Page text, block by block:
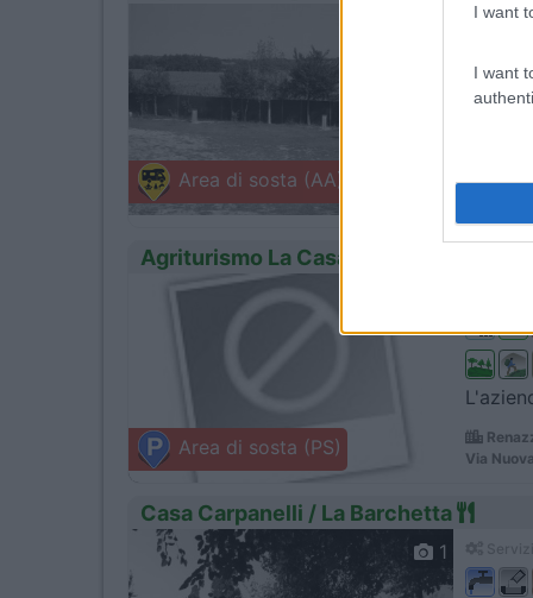
I want
I want
Area di sosta (AA)
Strada
Agriturismo La Casa di Campagna
Area di sosta (PS)
Via
Casa Carpanelli / La Barchetta
1